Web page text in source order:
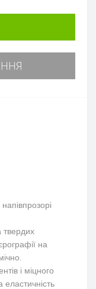
твердих
на
і міцного
еластичність